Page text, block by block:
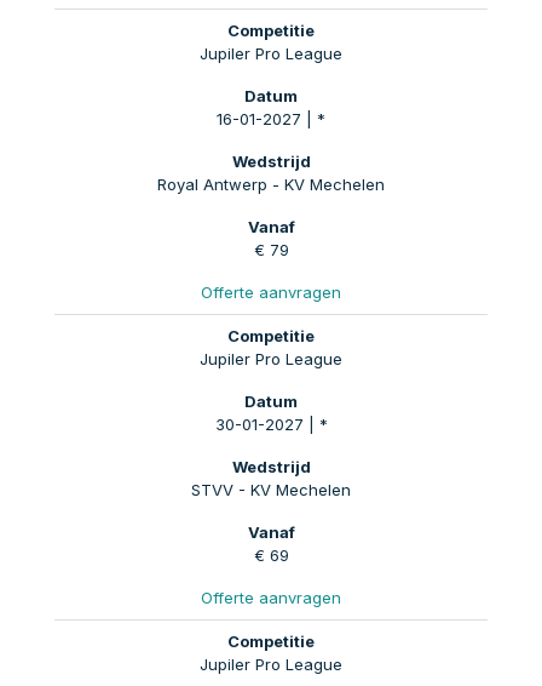
Jupiler Pro League
16-01-2027 | *
Royal Antwerp - KV Mechelen
€ 79
Offerte aanvragen
Jupiler Pro League
30-01-2027 | *
STVV - KV Mechelen
€ 69
Offerte aanvragen
Jupiler Pro League